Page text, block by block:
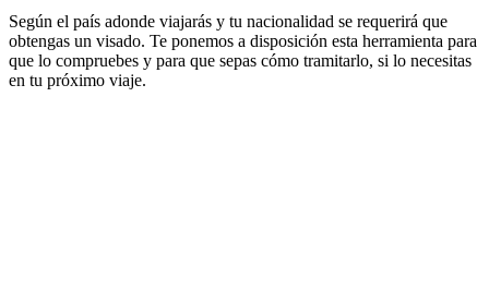
Según el país adonde viajarás y tu nacionalidad se requerirá que
obtengas un visado. Te ponemos a disposición esta herramienta para
que lo compruebes y para que sepas cómo tramitarlo, si lo necesitas
en tu próximo viaje.